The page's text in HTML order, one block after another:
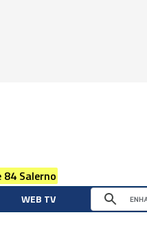
84 Salerno
WEB TV